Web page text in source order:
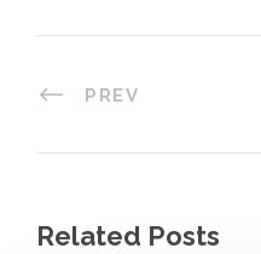
PREV
Related Posts